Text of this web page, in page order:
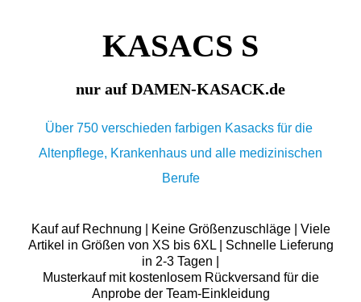
KASACS S
nur auf DAMEN-KASACK.de
Über 750 verschieden farbigen Kasacks für die
Altenpflege, Krankenhaus und alle medizinischen
Berufe
Kauf auf Rechnung | Keine Größenzuschläge | Viele
Artikel in Größen von XS bis 6XL | Schnelle Lieferung
in 2-3 Tagen |
Musterkauf mit kostenlosem Rückversand für die
Anprobe der Team-Einkleidung